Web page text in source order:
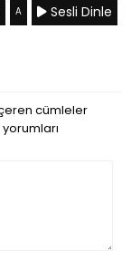
A Sesli Dinle
cümleler